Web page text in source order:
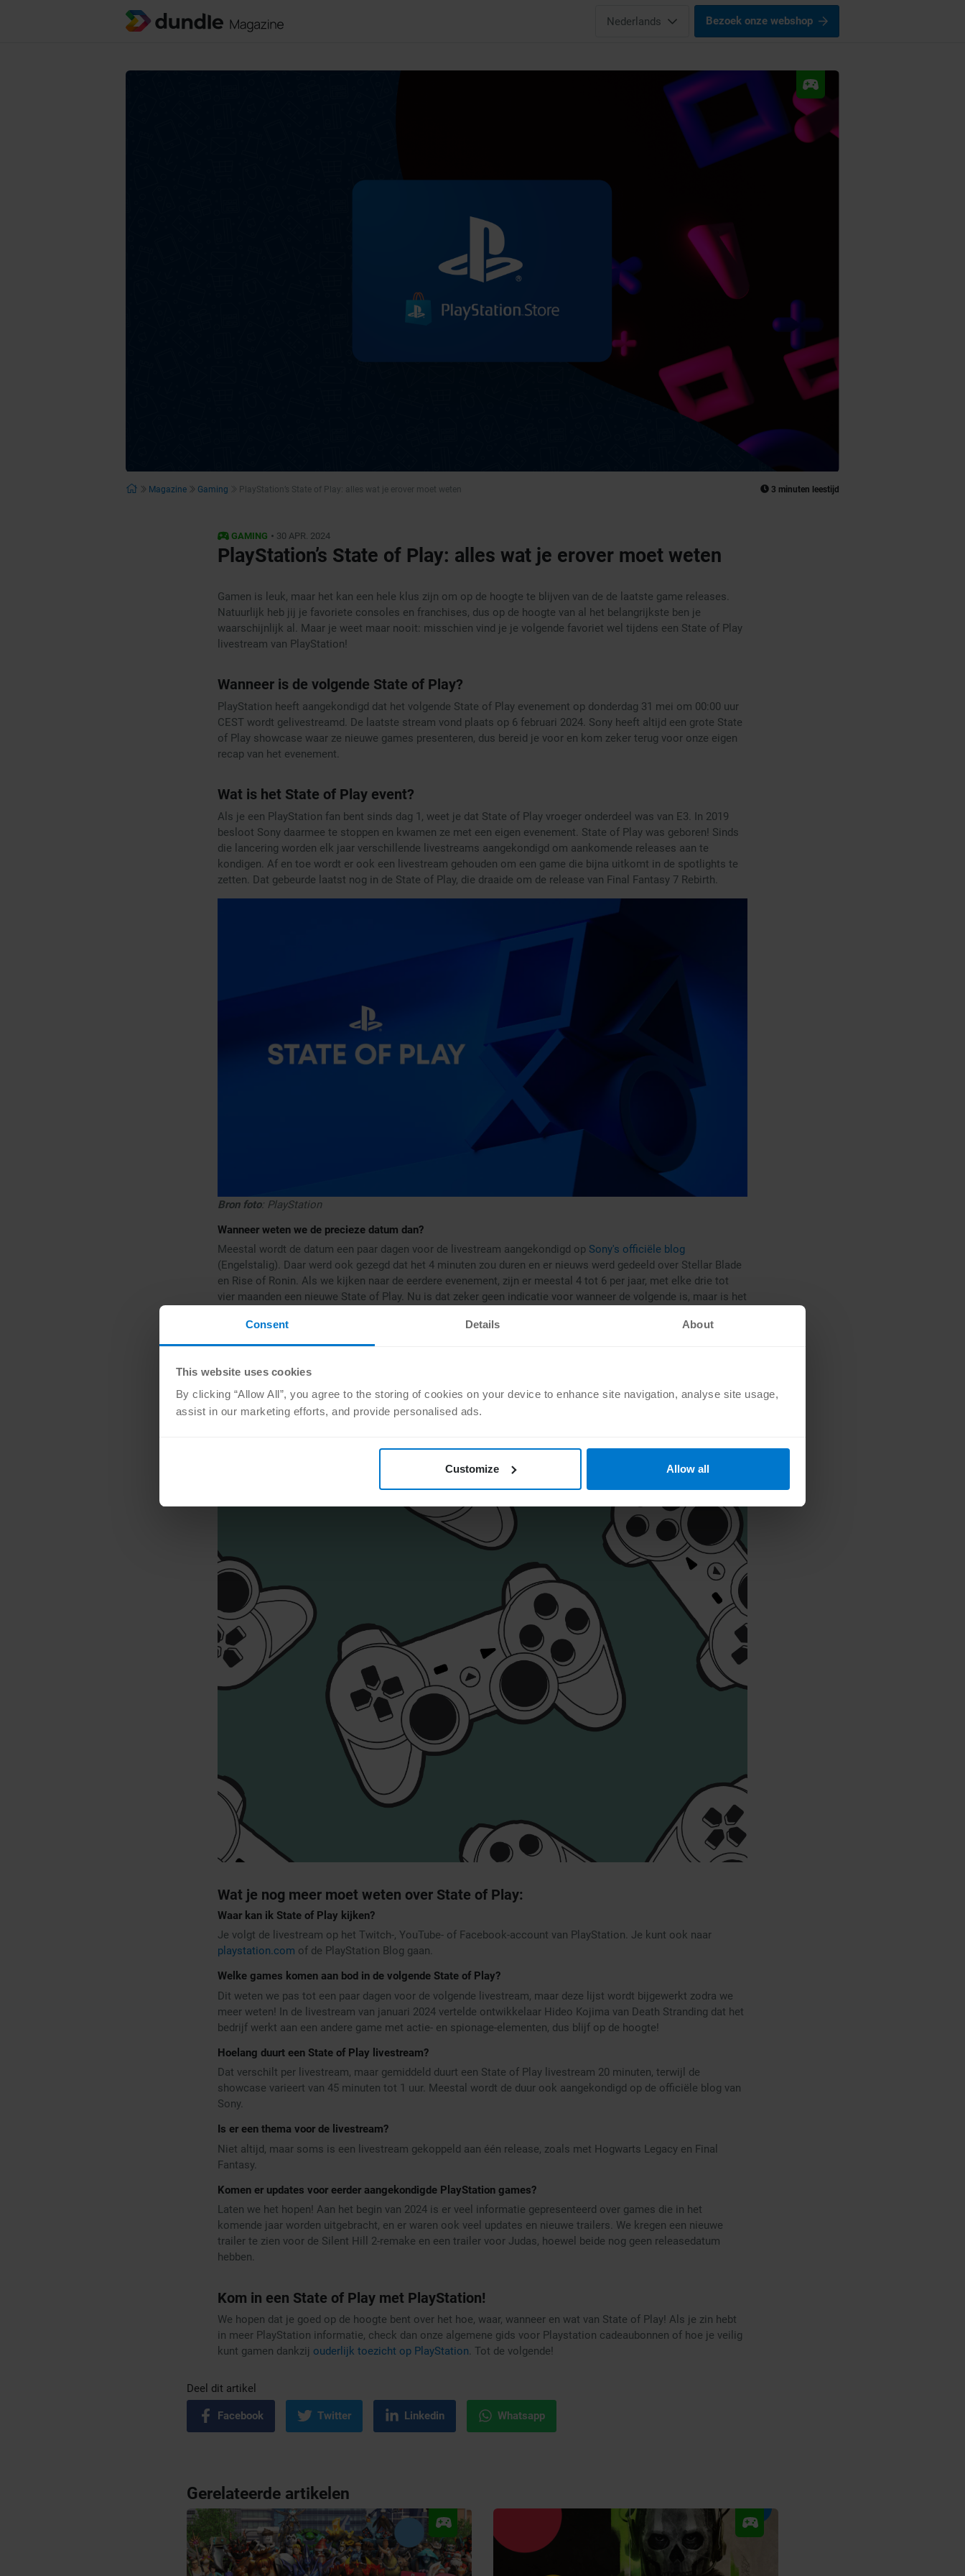
Consent Details About
This website uses cookies
By clicking “Allow All”, you agree to the storing of cookies on your device to enhance site navigation, analyse site usage,
assist in our marketing efforts, and provide personalised ads.
Customize Allow all
Nederlands Bezoek onze webshop
Magazine Gaming PlayStation’s State of Play: alles wat je erover moet weten 3 minuten leestijd
GAMING • 30 APR. 2024
PlayStation’s State of Play: alles wat je erover moet weten
Gamen is leuk, maar het kan een hele klus zijn om op de hoogte te blijven van de de laatste game releases.
Natuurlijk heb jij je favoriete consoles en franchises, dus op de hoogte van al het belangrijkste ben je
waarschijnlijk al. Maar je weet maar nooit: misschien vind je je volgende favoriet wel tijdens een State of Play
livestream van PlayStation!
Wanneer is de volgende State of Play?
PlayStation heeft aangekondigd dat het volgende State of Play evenement op donderdag 31 mei om 00:00 uur
CEST wordt gelivestreamd. De laatste stream vond plaats op 6 februari 2024. Sony heeft altijd een grote State
of Play showcase waar ze nieuwe games presenteren, dus bereid je voor en kom zeker terug voor onze eigen
recap van het evenement.
Wat is het State of Play event?
Als je een PlayStation fan bent sinds dag 1, weet je dat State of Play vroeger onderdeel was van E3. In 2019
besloot Sony daarmee te stoppen en kwamen ze met een eigen evenement. State of Play was geboren! Sinds
die lancering worden elk jaar verschillende livestreams aangekondigd om aankomende releases aan te
kondigen. Af en toe wordt er ook een livestream gehouden om een game die bijna uitkomt in de spotlights te
zetten. Dat gebeurde laatst nog in de State of Play, die draaide om de release van Final Fantasy 7 Rebirth.
Bron foto: PlayStation
Wanneer weten we de precieze datum dan?
Meestal wordt de datum een paar dagen voor de livestream aangekondigd op Sony's officiële blog
(Engelstalig). Daar werd ook gezegd dat het 4 minuten zou duren en er nieuws werd gedeeld over Stellar Blade
en Rise of Ronin. Als we kijken naar de eerdere evenement, zijn er meestal 4 tot 6 per jaar, met elke drie tot
vier maanden een nieuwe State of Play. Nu is dat zeker geen indicatie voor wanneer de volgende is, maar is het
Wat je nog meer moet weten over State of Play:
Waar kan ik State of Play kijken?
Je volgt de livestream op het Twitch-, YouTube- of Facebook-account van PlayStation. Je kunt ook naar
playstation.com of de PlayStation Blog gaan.
Welke games komen aan bod in de volgende State of Play?
Dit weten we pas tot een paar dagen voor de volgende livestream, maar deze lijst wordt bijgewerkt zodra we
meer weten! In de livestream van januari 2024 vertelde ontwikkelaar Hideo Kojima van Death Stranding dat het
bedrijf werkt aan een andere game met actie- en spionage-elementen, dus blijf op de hoogte!
Hoelang duurt een State of Play livestream?
Dat verschilt per livestream, maar gemiddeld duurt een State of Play livestream 20 minuten, terwijl de
showcase varieert van 45 minuten tot 1 uur. Meestal wordt de duur ook aangekondigd op de officiële blog van
Sony.
Is er een thema voor de livestream?
Niet altijd, maar soms is een livestream gekoppeld aan één release, zoals met Hogwarts Legacy en Final
Fantasy.
Komen er updates voor eerder aangekondigde PlayStation games?
Laten we het hopen! Aan het begin van 2024 is er veel informatie gepresenteerd over games die in het
komende jaar worden uitgebracht, en er waren ook veel updates en nieuwe trailers. We kregen een nieuwe
trailer te zien voor de Silent Hill 2-remake en een trailer voor Judas, hoewel beide nog geen releasedatum
hebben.
Kom in een State of Play met PlayStation!
We hopen dat je goed op de hoogte bent over het hoe, waar, wanneer en wat van State of Play! Als je zin hebt
in meer PlayStation informatie, check dan onze algemene gids voor Playstation cadeaubonnen of hoe je veilig
kunt gamen dankzij ouderlijk toezicht op PlayStation. Tot de volgende!
Deel dit artikel
Facebook Twitter Linkedin Whatsapp
Gerelateerde artikelen